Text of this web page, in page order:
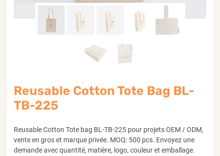
Reusable Cotton Tote Bag BL-
TB-225
Reusable Cotton Tote bag BL-TB-225 pour projets OEM / ODM,
vente en gros et marque privée. MOQ: 500 pcs. Envoyez une
demande avec quantité, matière, logo, couleur et emballage.